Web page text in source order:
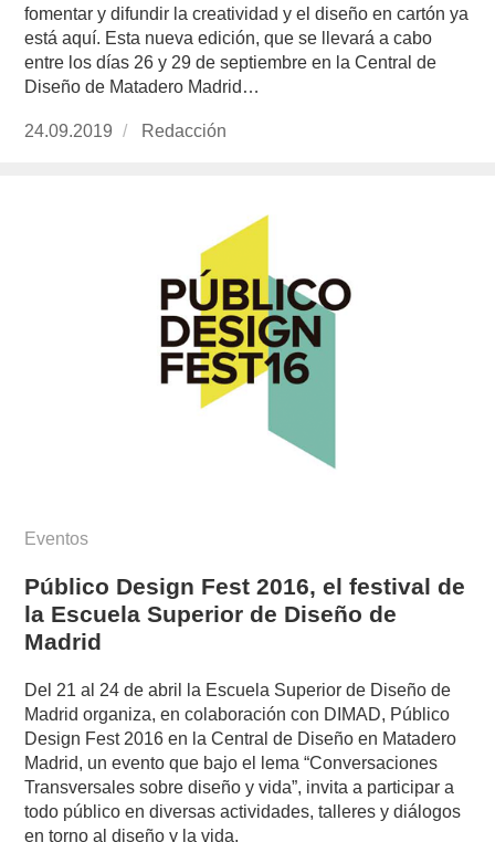
fomentar y difundir la creatividad y el diseño en cartón ya
está aquí. Esta nueva edición, que se llevará a cabo
entre los días 26 y 29 de septiembre en la Central de
Diseño de Matadero Madrid…
Publicado
24.09.2019 https://www.experimenta.es/author/redaccion/
Redacción
Eventos
Público Design Fest 2016, el festival de
la Escuela Superior de Diseño de
Madrid
Del 21 al 24 de abril la Escuela Superior de Diseño de
Madrid organiza, en colaboración con DIMAD, Público
Design Fest 2016 en la Central de Diseño en Matadero
Madrid, un evento que bajo el lema “Conversaciones
Transversales sobre diseño y vida”, invita a participar a
todo público en diversas actividades, talleres y diálogos
en torno al diseño y la vida.